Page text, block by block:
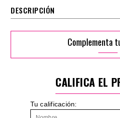
DESCRIPCIÓN
Complementa
CALIFICA EL
Tu calificación: